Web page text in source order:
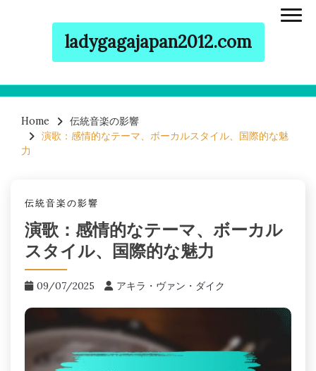
ladygagajapan2012.com
Home
伝統音楽の影響
演歌：感情的なテーマ、ボーカルスタイル、国際的な魅
力
伝統音楽の影響
演歌：感情的なテーマ、ボーカル
スタイル、国際的な魅力
09/07/2025 アキラ・ヴァン・ダイク